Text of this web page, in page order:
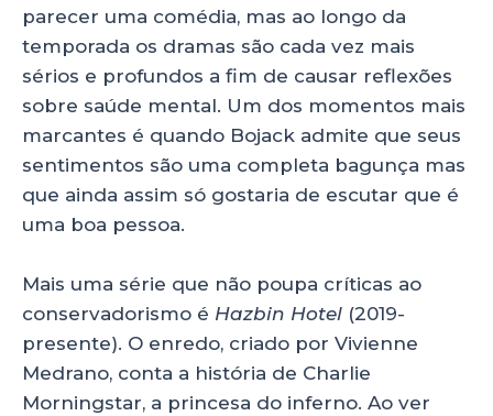
parecer uma comédia, mas ao longo da
temporada os dramas são cada vez mais
sérios e profundos a fim de causar reflexões
sobre saúde mental. Um dos momentos mais
marcantes é quando Bojack admite que seus
sentimentos são uma completa bagunça mas
que ainda assim só gostaria de escutar que é
uma boa pessoa.
Mais uma série que não poupa críticas ao
conservadorismo é Hazbin Hotel (2019-
presente). O enredo, criado por Vivienne
Medrano, conta a história de Charlie
Morningstar, a princesa do inferno. Ao ver